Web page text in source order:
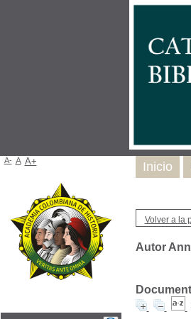
Volver a la
Autor
Inicio
A- A A+